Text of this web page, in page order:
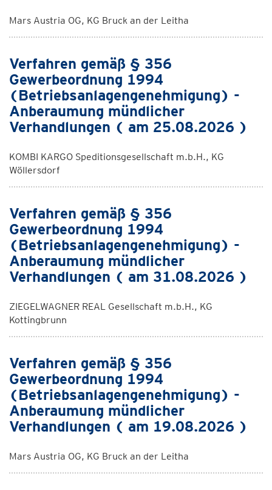
Mars Austria OG, KG Bruck an der Leitha
Verfahren gemäß § 356
Gewerbeordnung 1994
(Betriebsanlagengenehmigung) -
Anberaumung mündlicher
Verhandlungen ( am 25.08.2026 )
KOMBI KARGO Speditionsgesellschaft m.b.H., KG
Wöllersdorf
Verfahren gemäß § 356
Gewerbeordnung 1994
(Betriebsanlagengenehmigung) -
Anberaumung mündlicher
Verhandlungen ( am 31.08.2026 )
ZIEGELWAGNER REAL Gesellschaft m.b.H., KG
Kottingbrunn
Verfahren gemäß § 356
Gewerbeordnung 1994
(Betriebsanlagengenehmigung) -
Anberaumung mündlicher
Verhandlungen ( am 19.08.2026 )
Mars Austria OG, KG Bruck an der Leitha